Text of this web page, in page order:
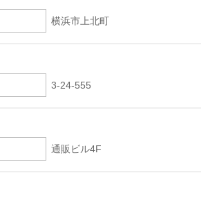
横浜市上北町
3-24-555
通販ビル4F